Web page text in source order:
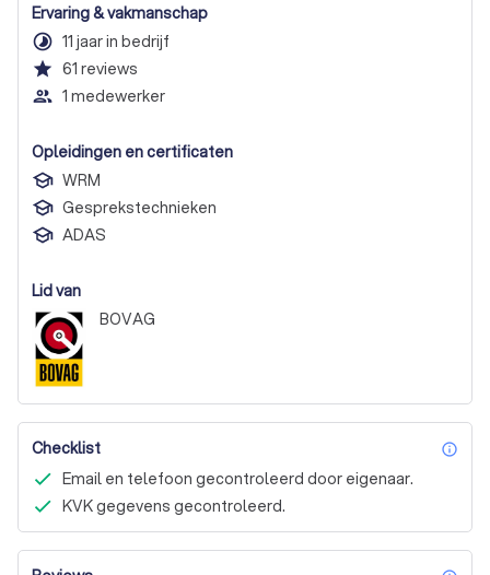
Ervaring & vakmanschap
timelapse 11 jaar in bedrijf
star 61 reviews
people_outline 1 medewerker
Opleidingen en certificaten
WRM
Gesprekstechnieken
ADAS
Lid van
BOVAG
Checklist
Email en telefoon gecontroleerd door eigenaar.
KVK gegevens gecontroleerd.